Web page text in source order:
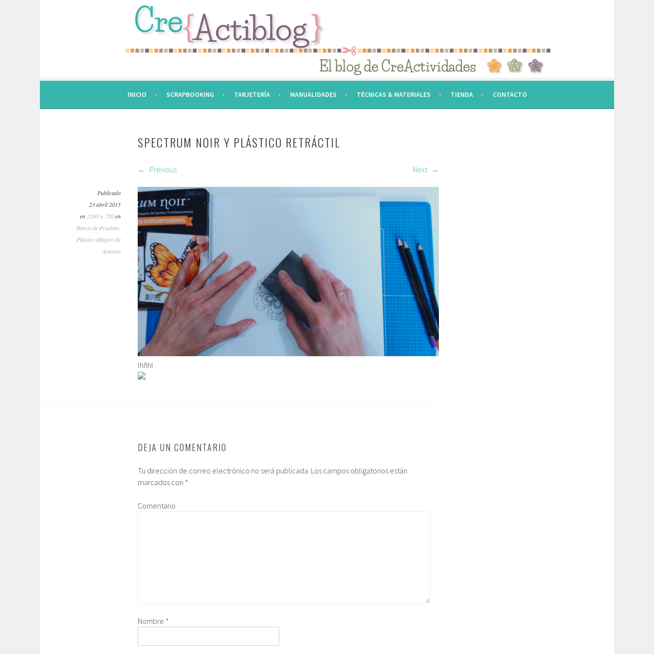
INICIO SCRAPBOOKING TARJETERÍA MANUALIDADES TÉCNICAS & MATERIALES TIENDA CONTACTO
SPECTRUM NOIR Y PLÁSTICO RETRÁCTIL
Previous Next
Publicado
23 abril 2015
en 1280 × 720en
Banco de Pruebas:
Plástico Mágico de
Artemio
lhñhl
DEJA UN COMENTARIO
Tu dirección de correo electrónico no será publicada. Los campos obligatorios están
marcados con *
Comentario
Nombre *